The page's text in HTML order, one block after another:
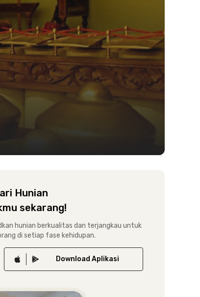
Hunian
sekarang!
hunian berkualitas dan terjangkau untuk
di setiap fase kehidupan.
Download Aplikasi